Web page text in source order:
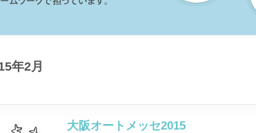
年2月
大阪オートメッセ2015